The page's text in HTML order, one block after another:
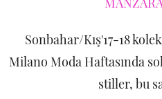
Sonbahar/Kış'17-18
Milano Moda Haftasında
stiller, bu